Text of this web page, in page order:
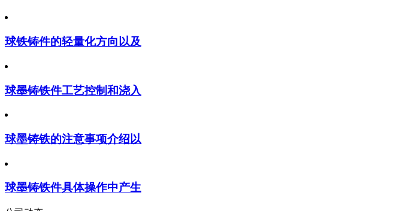
球铁铸件的轻量化方向以及
球墨铸铁件工艺控制和浇入
球墨铸铁的注意事项介绍以
球墨铸铁件具体操作中产生